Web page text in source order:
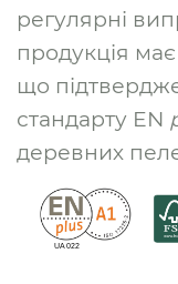
регулярні
продукція
що
стандарту EN
деревних